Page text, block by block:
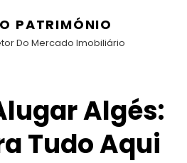
PATRIMÓNIO
Do Mercado Imobiliário
Algés:
Tudo Aqui